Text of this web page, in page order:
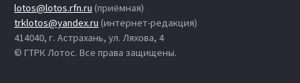
lotos@lotos.rfn.ru (приёмная)
trklotos@yandex.ru (интернет-редакция)
414040, г. Астрахань, ул. Ляхова, 4
© ГТРК Лотос. Все права защищены.